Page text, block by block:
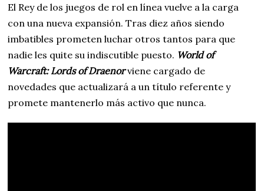
El Rey de los juegos de rol en línea vuelve a la carga
con una nueva expansión. Tras diez años siendo
imbatibles prometen luchar otros tantos para que
nadie les quite su indiscutible puesto. World of
Warcraft: Lords of Draenorviene cargado de
novedades que actualizará a un título referente y
promete mantenerlo más activo que nunca.